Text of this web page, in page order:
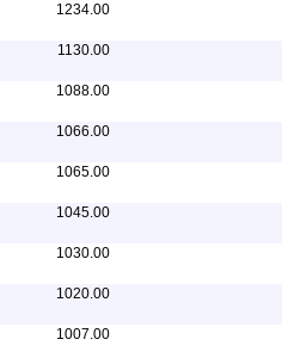
1234.00
1130.00
1088.00
1066.00
1065.00
1045.00
1030.00
1020.00
1007.00